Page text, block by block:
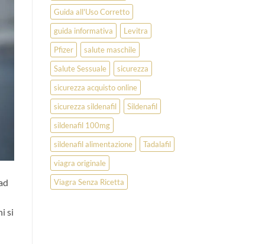
si
Guida all'Uso Corretto
guida informativa
Levitra
Pfizer
salute maschile
Salute Sessuale
sicurezza
sicurezza acquisto online
sicurezza sildenafil
Sildenafil
sildenafil 100mg
sildenafil alimentazione
Tadalafil
viagra originale
Viagra Senza Ricetta